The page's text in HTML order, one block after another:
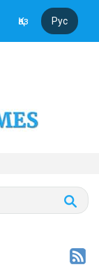
Қаз Рус